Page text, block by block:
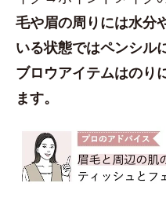
毛や眉の周りには水分
いる状態ではペンシル
ブロウアイテムはのり
ます。